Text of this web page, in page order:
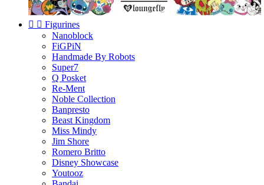
  Figurines
Nanoblock
FiGPiN
Handmade By Robots
Super7
Q Posket
Re-Ment
Noble Collection
Banpresto
Beast Kingdom
Miss Mindy
Jim Shore
Romero Britto
Disney Showcase
Youtooz